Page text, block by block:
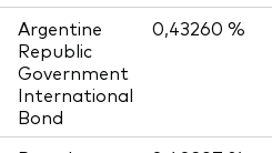
Argentine
Republic
Government
International
Bond
0,43260 %